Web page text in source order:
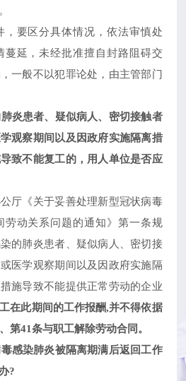
。
，要区分具体情况，依法审慎处
蔓延，未经批准擅自封路阻碍交
一般不以犯罪论处，由主管部门
炎患者、疑似病人、密切接触者
观察期间以及因政府实施隔离措
致不能复工的，用人单位是否应
厅《关于妥善处理新型冠状病毒
劳动关系问题的通知》第一条规
的肺炎患者、疑似病人、密切接
医学观察期间以及因政府实施隔
施导致不能提供正常劳动的企业
在此期间的工作报酬,并不得依据
第41条与职工解除劳动合同。
感染肺炎被隔离期满后返回工作
?